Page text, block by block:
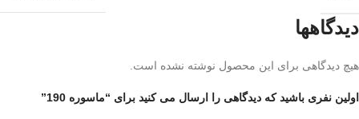
دیدگاهها
هیچ دیدگاهی برای این محصول نوشته نشده است.
اولین نفری باشید که دیدگاهی را ارسال می کنید برای “ماسوره 190”